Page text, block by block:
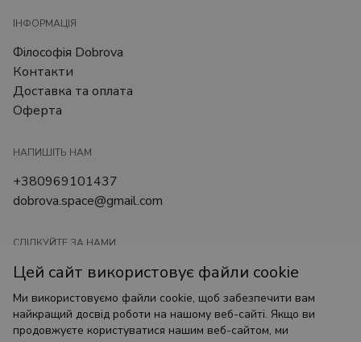
ІНФОРМАЦІЯ
Філософія Dobrova
Контакти
Доставка та оплата
Оферта
НАПИШІТЬ НАМ
+380969101437
dobrova.space@gmail.com
СЛІДКУЙТЕ ЗА НАМИ
@art_dobrova
@dobrova.brand
Цей сайт використовує файли cookie
Ми використовуємо файли cookie, щоб забезпечити вам
найкращий досвід роботи на нашому веб-сайті. Якщо ви
продовжуєте користуватися нашим веб-сайтом, ми